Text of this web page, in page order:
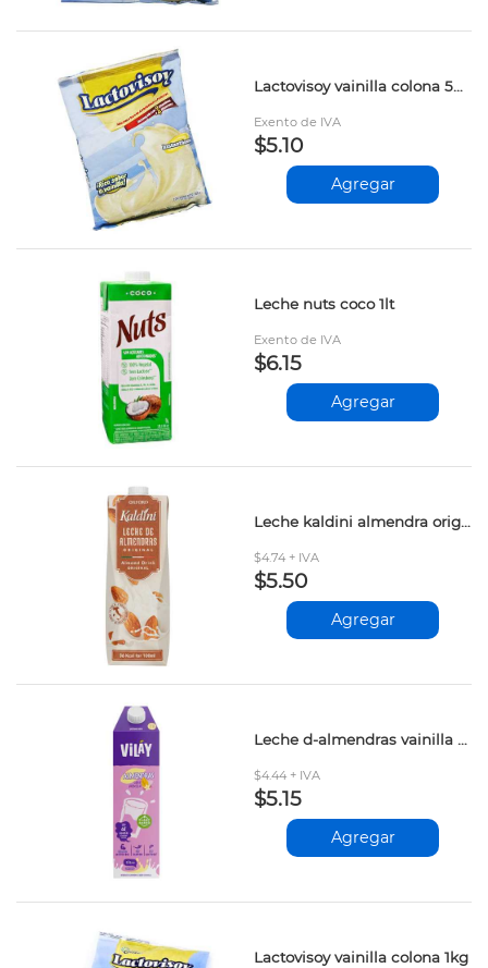
Lactovisoy vainilla colona 500gr
Exento de IVA
$5.10
Agregar
Leche nuts coco 1lt
Exento de IVA
$6.15
Agregar
Leche kaldini almendra original 1lt
$4.74 + IVA
$5.50
Agregar
Leche d-almendras vainilla vilay 1lt kgl
$4.44 + IVA
$5.15
Agregar
Lactovisoy vainilla colona 1kg